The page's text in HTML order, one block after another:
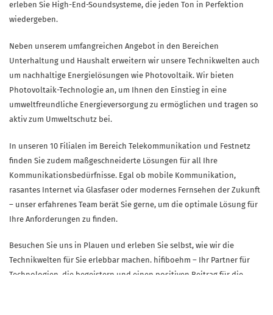
erleben Sie High-End-Soundsysteme, die jeden Ton in Perfektion
wiedergeben.
Neben unserem umfangreichen Angebot in den Bereichen
Unterhaltung und Haushalt erweitern wir unsere Technikwelten auch
um nachhaltige Energielösungen wie Photovoltaik. Wir bieten
Photovoltaik-Technologie an, um Ihnen den Einstieg in eine
umweltfreundliche Energieversorgung zu ermöglichen und tragen so
aktiv zum Umweltschutz bei.
In unseren 10 Filialen im Bereich Telekommunikation und Festnetz
finden Sie zudem maßgeschneiderte Lösungen für all Ihre
Kommunikationsbedürfnisse. Egal ob mobile Kommunikation,
rasantes Internet via Glasfaser oder modernes Fernsehen der Zukunft
– unser erfahrenes Team berät Sie gerne, um die optimale Lösung für
Ihre Anforderungen zu finden.
Besuchen Sie uns in Plauen und erleben Sie selbst, wie wir die
Technikwelten für Sie erlebbar machen. hifiboehm – Ihr Partner für
Technologien, die begeistern und einen positiven Beitrag für die